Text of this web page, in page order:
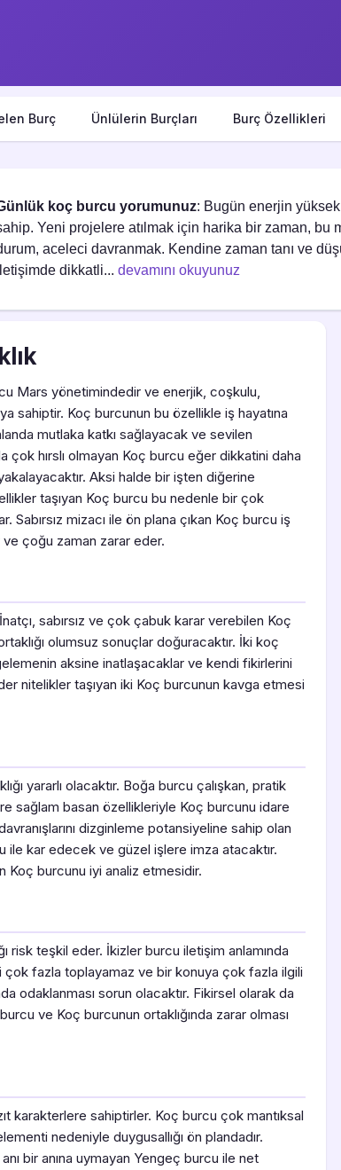
Burç Ünlülerin Burçları Burç Özellikleri
koç burcu yorumunuz: Bugün enerjin
Yeni projelere atılmak için harika bir zaman,
aceleci davranmak. Kendine zaman tanı ve
dikkatli... devamını okuyunuz
Mars yönetimindedir ve enerjik, coşkulu,
sahiptir. Koç burcunun bu özellikle iş hayatına
mutlaka katkı sağlayacak ve sevilen
çok hırslı olmayan Koç burcu eğer dikkatini daha
Aksi halde bir işten diğerine
taşıyan Koç burcu bu nedenle bir çok
mizacı ile ön plana çıkan Koç burcu iş
ve çoğu zaman zarar eder.
sabırsız ve çok çabuk karar verebilen Koç
olumsuz sonuçlar doğuracaktır. İki koç
aksine inatlaşacaklar ve kendi fikirlerini
nitelikler taşıyan iki Koç burcunun kavga etmesi
yararlı olacaktır. Boğa burcu çalışkan, pratik
sağlam basan özellikleriyle Koç burcunu idare
dizginleme potansiyeline sahip olan
ile kar edecek ve güzel işlere imza atacaktır.
Koç burcunu iyi analiz etmesidir.
risk teşkil eder. İkizler burcu iletişim anlamında
fazla toplayamaz ve bir konuya çok fazla ilgili
odaklanması sorun olacaktır. Fikirsel olarak da
ve Koç burcunun ortaklığında zarar olması
karakterlere sahiptirler. Koç burcu çok mantıksal
nedeniyle duygusallığı ön plandadır.
bir anına uymayan Yengeç burcu ile net